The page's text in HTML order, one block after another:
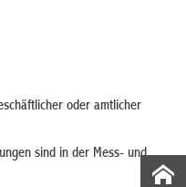
oder amtlicher
sind in der Mess- und